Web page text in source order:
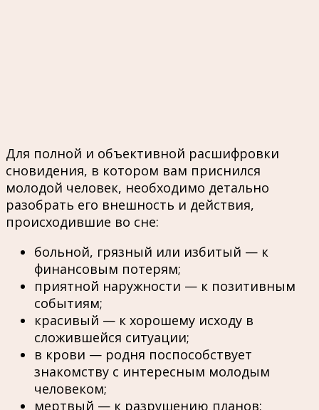
Для полной и объективной расшифровки
сновидения, в котором вам приснился
молодой человек, необходимо детально
разобрать его внешность и действия,
происходившие во сне:
больной, грязный или избитый — к
финансовым потерям;
приятной наружности — к позитивным
событиям;
красивый — к хорошему исходу в
сложившейся ситуации;
в крови — родня поспособствует
знакомству с интересным молодым
человеком;
мертвый — к разрушению планов;